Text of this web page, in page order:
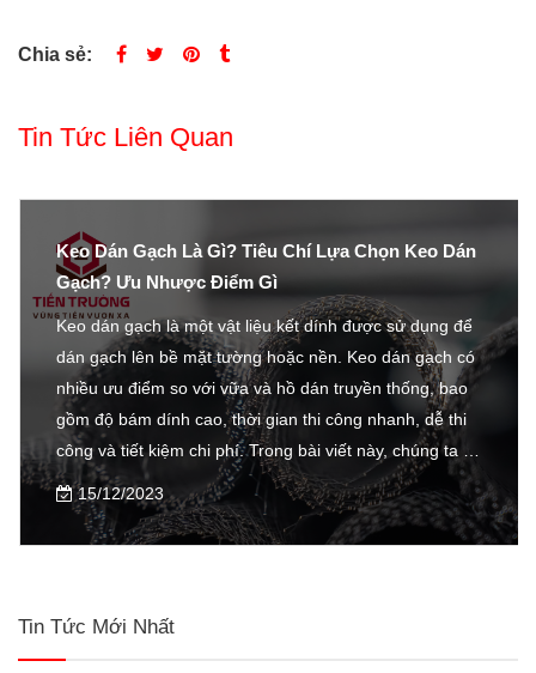
Chia sẻ:
Tin Tức Liên Quan
Keo Dán Gạch Là Gì? Tiêu Chí Lựa Chọn Keo Dán
Gạch? Ưu Nhược Điểm Gì
Keo dán gạch là một vật liệu kết dính được sử dụng để
dán gạch lên bề mặt tường hoặc nền. Keo dán gạch có
nhiều ưu điểm so với vữa và hồ dán truyền thống, bao
gồm độ bám dính cao, thời gian thi công nhanh, dễ thi
công và tiết kiệm chi phí. Trong bài viết này, chúng ta sẽ
tìm hiểu về keo dán gạch, bao gồm các loại keo dán
gạch, tiêu chí lựa chọn keo dán gạch và ưu nhược điểm
của keo dán gạch.
15/12/2023
Tin Tức Mới Nhất